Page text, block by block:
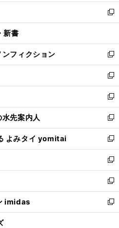
く
ウ
で
開
ン
ド
ウ
開
く
ウ
ィ
ン
ウ
で
開
く
し
い
ウ
ン
ド
ウ
で
開
く
新
し
ウ
ィ
ン
ド
ウ
で
開
く
新書
フィクション
新
し
い
ウ
ィ
ン
ド
ウ
で
開
く
新
し
い
ウ
ィ
ン
ド
ウ
で
開
く
新
し
い
ウ
ィ
ン
ド
ウ
で
開
く
先案内人
新
し
い
ウ
ィ
ン
ド
ウ
で
開
よみタイ yomitai
新
し
い
ウ
ィ
ン
ド
ウ
新
し
い
ウ
ィ
ン
新
し
い
ウ
imidas
新
し